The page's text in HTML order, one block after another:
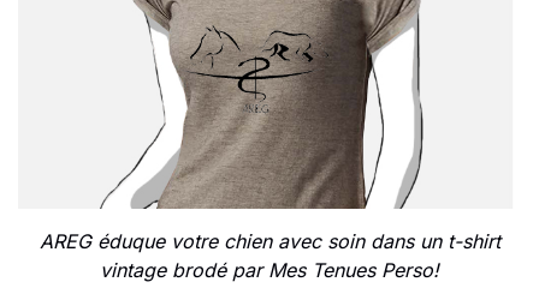
AREG éduque votre chien avec soin dans un t-shirt
vintage brodé par Mes Tenues Perso!